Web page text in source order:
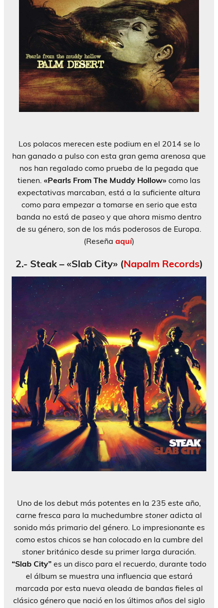
Los polacos merecen este podium en el 2014 se lo
han ganado a pulso con esta gran gema arenosa que
nos han regalado como prueba de la pegada que
tienen. «Pearls From The Muddy Hollow» como las
expectativas marcaban, está a la suficiente altura
como para empezar a tomarse en serio que esta
banda no está de paseo y que ahora mismo dentro
de su género, son de los más poderosos de Europa.
(Reseña aquí)
2.- Steak – «Slab City» (Napalm Records)
Uno de los debut más potentes en la 235 este año,
carne fresca para la muchedumbre stoner adicta al
sonido más primario del género. Lo impresionante es
como estos chicos se han colocado en la cumbre del
stoner británico desde su primer larga duración.
“Slab City” es un disco para el recuerdo, durante todo
el álbum se muestra una influencia que estará
marcada por esta nueva oleada de bandas fieles al
clásico género que nació en los últimos años del siglo